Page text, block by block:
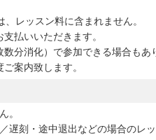
レッスン料に含まれません。
払いいただきます。
分消化）で参加できる場合もあ
案内致します。
。
遅刻・途中退出などの場合のレ